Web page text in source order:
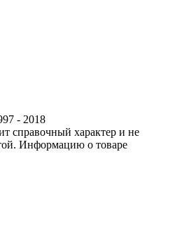
- 2018
справочный характер и не
Информацию о товаре